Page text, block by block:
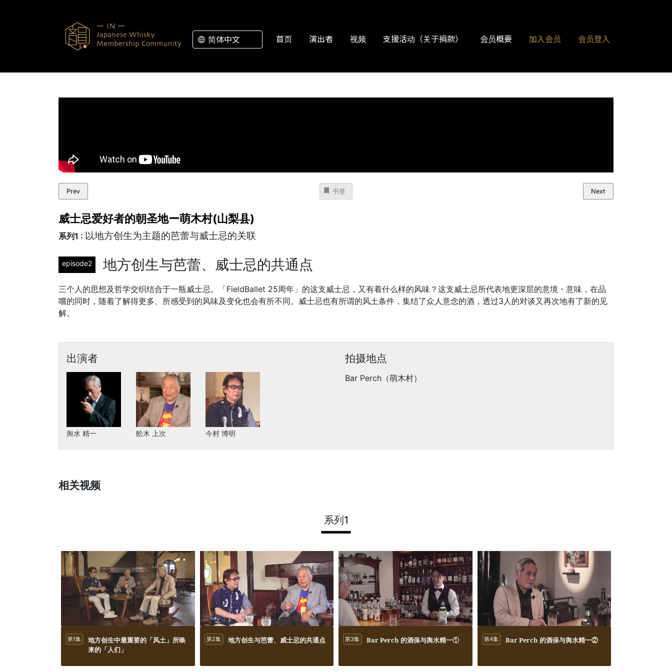
简体中文 首页 演出者 视频 支援活动（关于捐款） 会员概要 加入会员 会员登入
Prev 书签 Next
威士忌爱好者的朝圣地ー萌木村(山梨县)
系列1 : 以地方创生为主题的芭蕾与威士忌的关联
episode2 地方创生与芭蕾、威士忌的共通点
三个人的思想及哲学交织结合于一瓶威士忌。「FieldBallet 25周年」的这支威士忌，又有着什么样的风味？这支威士忌所代表地更深层的意境・意味，在品
嚐的同时，随着了解得更多、所感受到的风味及变化也会有所不同。威士忌也有所谓的风土条件，集结了众人意念的酒，透过3人的对谈又再次地有了新的见
解。
出演者
舆水 精一 舩木 上次 今村 博明
拍摄地点
Bar Perch（萌木村）
相关视频
系列1
第1集
地方创生中最重要的「风土」所唤
来的「人们」
第2集 地方创生与芭蕾、威士忌的共通点 第3集 Bar Perch 的酒保与舆水精一① 第4集 Bar Perch 的酒保与舆水精一②